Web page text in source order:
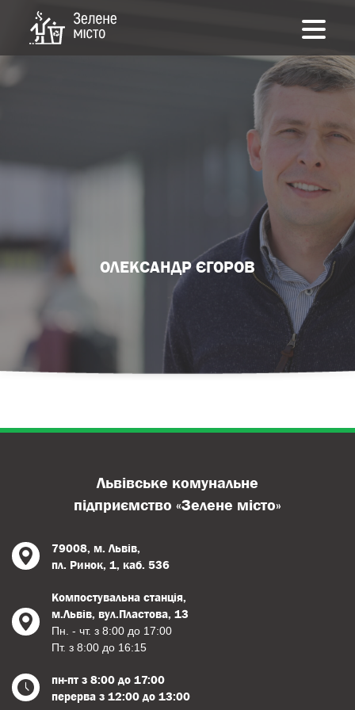
ОЛЕКСАНДР ЄГОРОВ
Львівське комунальне
підприємство «Зелене місто»
79008, м. Львів,
пл. Ринок, 1, каб. 536
Компостувальна станція,
м.Львів, вул.Пластова, 13
Пн. - чт. з 8:00 до 17:00
Пт. з 8:00 до 16:15
пн-пт з 8:00 до 17:00
перерва з 12:00 до 13:00